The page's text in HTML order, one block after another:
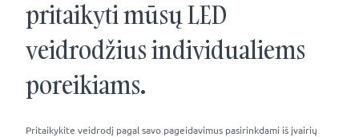
pritaikyti mūsų LED
veidrodžius individualiems
poreikiams.
Pritaikykite veidrodį pagal savo pageidavimus pasirinkdami iš įvairių